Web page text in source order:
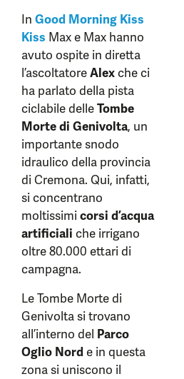
In Good Morning Kiss
Kiss Max e Max hanno
avuto ospite in diretta
l’ascoltatoreAlexche ci
ha parlato della pista
ciclabile delleTombe
Morte di Genivolta, un
importante snodo
idraulico della provincia
di Cremona. Qui, infatti,
si concentrano
moltissimicorsi d’acqua
artificiali che irrigano
oltre 80.000 ettari di
campagna.
Le Tombe Morte di
Genivolta si trovano
all’interno del Parco
Oglio Nord e in questa
zona si uniscono il